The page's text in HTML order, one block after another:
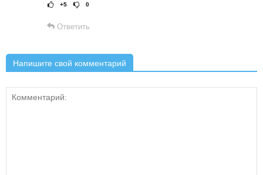
Рейтинг статьи:
+5 0
Ответить
Напишите свой комментарий